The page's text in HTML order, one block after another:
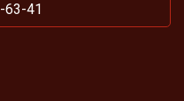
63-41